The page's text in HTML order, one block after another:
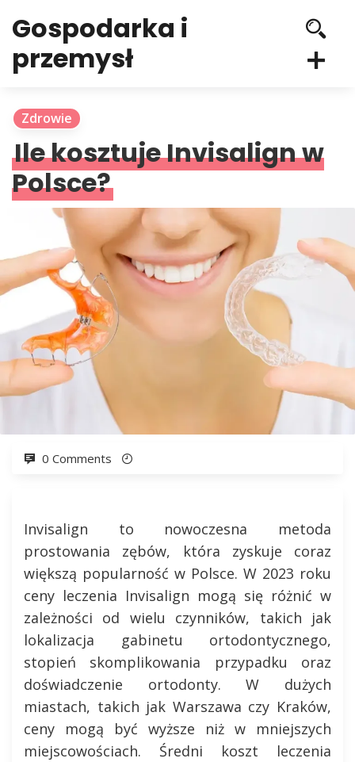
Gospodarka i
przemysł
Zdrowie
Ile kosztuje Invisalign w
Polsce?
0 Comments
Invisalign to nowoczesna metoda
prostowania zębów, która zyskuje coraz
większą popularność w Polsce. W 2023 roku
ceny leczenia Invisalign mogą się różnić w
zależności od wielu czynników, takich jak
lokalizacja gabinetu ortodontycznego,
stopień skomplikowania przypadku oraz
doświadczenie ortodonty. W dużych
miastach, takich jak Warszawa czy Kraków,
ceny mogą być wyższe niż w mniejszych
miejscowościach. Średni koszt leczenia